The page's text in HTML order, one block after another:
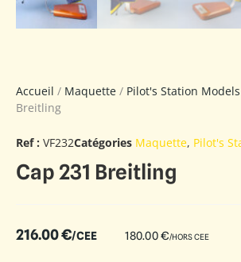
Accueil / Maquette / Pilot's Station Models
Breitling
Ref : VF232Catégories Maquette, Pilot's
Cap 231 Breitling
216.00€/CEE 180.00€/HORS CEE